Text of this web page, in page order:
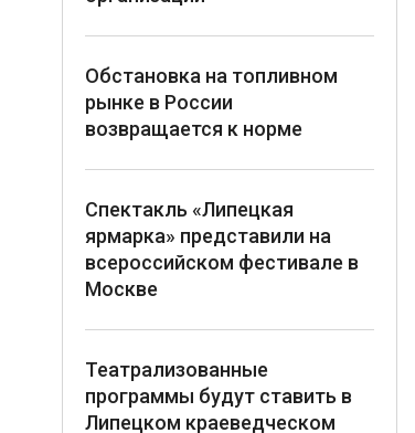
Обстановка на топливном
рынке в России
возвращается к норме
Спектакль «Липецкая
ярмарка» представили на
всероссийском фестивале в
Москве
Театрализованные
программы будут ставить в
Липецком краеведческом